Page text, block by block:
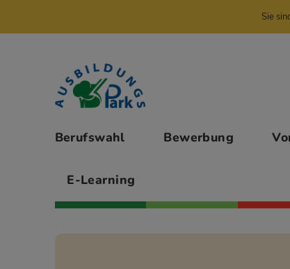
Sie
Berufswahl Bewerbung
E-Learning